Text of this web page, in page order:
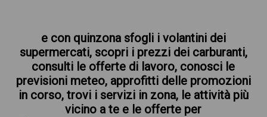
e con quinzona sfogli i volantini dei
supermercati, scopri i prezzi dei carburanti,
consulti le offerte di lavoro, conosci le
previsioni meteo, approfitti delle promozioni
in corso, trovi i servizi in zona, le attività più
vicino a te e le offerte per